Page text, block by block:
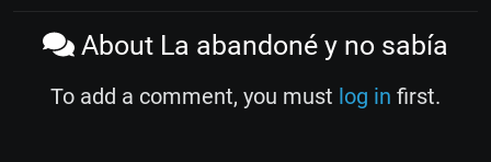
About La abandoné y no sabía
To add a comment, you must log in first.